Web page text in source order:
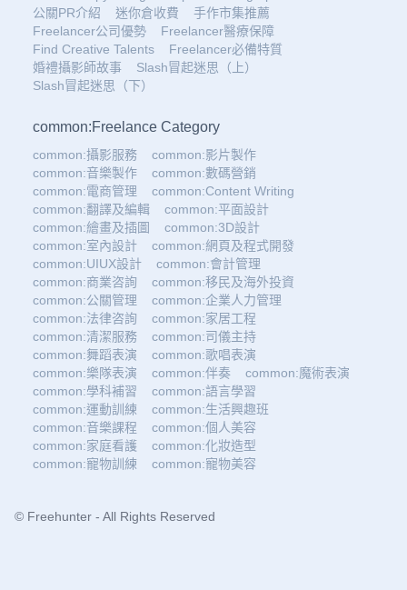
公關PR介紹
迷你倉收費
手作市集推薦
Freelancer公司優勢
Freelancer醫療保障
Find Creative Talents
Freelancer必備特質
婚禮攝影師故事
Slash冒起迷思（上）
Slash冒起迷思（下）
common:Freelance Category
common:攝影服務
common:影片製作
common:音樂製作
common:數碼營銷
common:電商管理
common:Content Writing
common:翻譯及編輯
common:平面設計
common:繪畫及插圖
common:3D設計
common:室內設計
common:網頁及程式開發
common:UIUX設計
common:會計管理
common:商業咨詢
common:移民及海外投資
common:公關管理
common:企業人力管理
common:法律咨詢
common:家居工程
common:清潔服務
common:司儀主持
common:舞蹈表演
common:歌唱表演
common:樂隊表演
common:伴奏
common:魔術表演
common:學科補習
common:語言學習
common:運動訓練
common:生活興趣班
common:音樂課程
common:個人美容
common:家庭看護
common:化妝造型
common:寵物訓練
common:寵物美容
© Freehunter - All Rights Reserved